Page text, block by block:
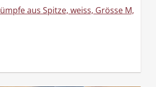
aus Spitze, weiss, Grösse M,